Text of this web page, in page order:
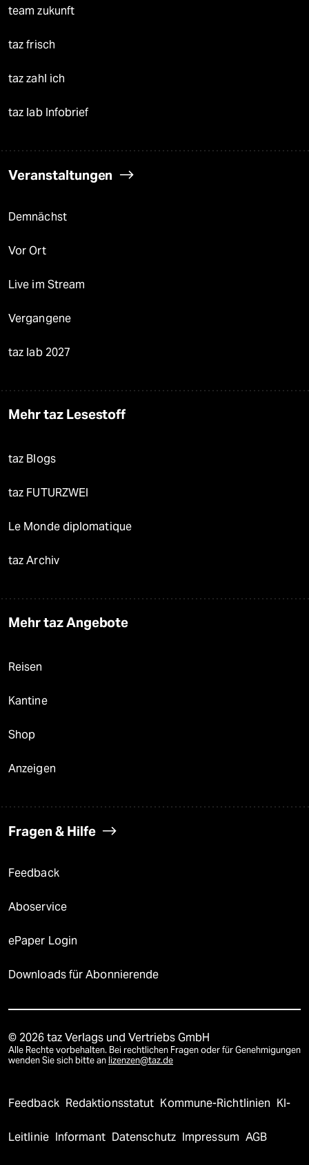
team zukunft
taz frisch
taz zahl ich
taz lab Infobrief
Veranstaltungen
Demnächst
Vor Ort
Live im Stream
Vergangene
taz lab 2027
Mehr taz Lesestoff
taz Blogs
taz FUTURZWEI
Le Monde diplomatique
taz Archiv
Mehr taz Angebote
Reisen
Kantine
Shop
Anzeigen
Fragen & Hilfe
Feedback
Aboservice
ePaper Login
Downloads für Abonnierende
© 2026 taz Verlags und Vertriebs GmbH
Alle Rechte vorbehalten. Bei rechtlichen Fragen oder für Genehmigungen
wenden Sie sich bitte an lizenzen@taz.de
Feedback Redaktionsstatut Kommune-Richtlinien KI-
Leitlinie Informant Datenschutz Impressum AGB